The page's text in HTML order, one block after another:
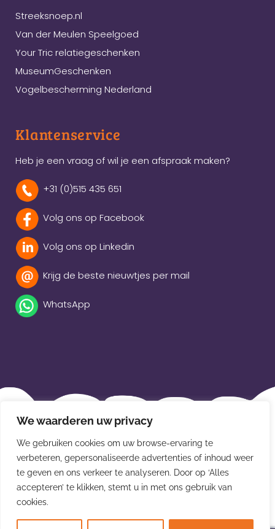
We waarderen uw privacy
We gebruiken cookies om uw browse-ervaring te
verbeteren, gepersonaliseerde advertenties of inhoud weer
te geven en ons verkeer te analyseren. Door op ‘Alles
accepteren’ te klikken, stemt u in met ons gebruik van
cookies.
Streeksnoep.nl
Van der Meulen Speelgoed
Your Tric relatiegeschenken
MuseumGeschenken
Vogelbescherming Nederland
Klantenservice
Heb je een vraag of wil je een afspraak maken?
+31 (0)515 435 651
Volg ons op Facebook
Volg ons op Linkedin
Krijg de beste nieuwtjes per mail
WhatsApp
Beleidsverklaring
Privacybeleid
Disclaimer
Leveringsvoorwaarden
© Van der Meulen Souvenirs en kaarten 2026